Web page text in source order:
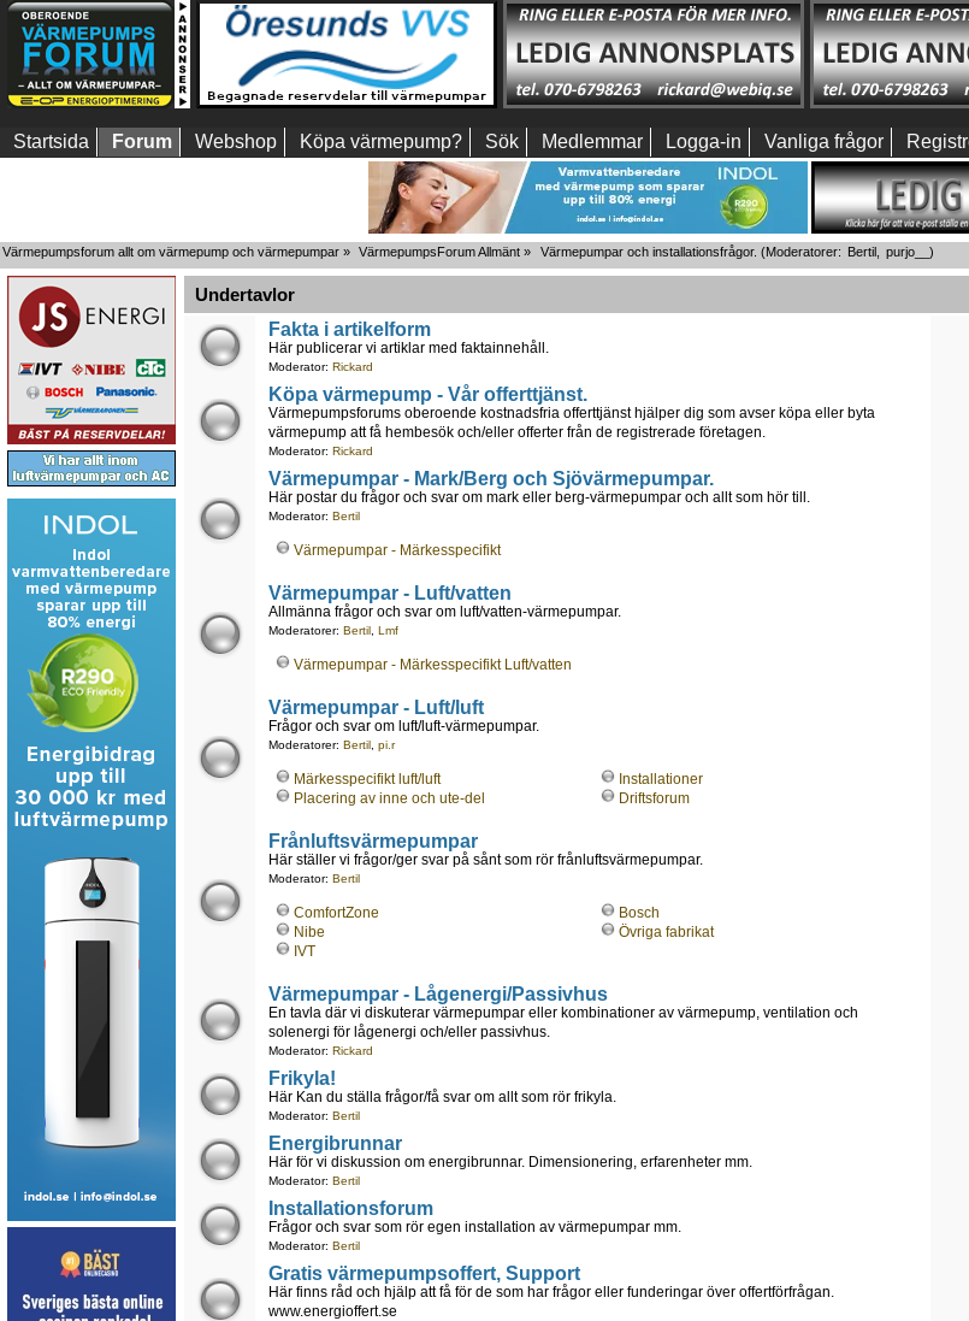
Startsida Forum Webshop Köpa värmepump? Sök Medlemmar Logga-in Vanliga frågor
Värmepumpsforum allt om värmepump och värmepumpar » VärmepumpsForum Allmänt » Värmepumpar och installationsfrågor. (Moderatorer: Bertil, purjo__ )
Undertavlor
Fakta i artikelform
Här publicerar vi artiklar med faktainnehåll.
Moderator: Rickard
Köpa värmepump - Vår offerttjänst.
Värmepumpsforums oberoende kostnadsfria offerttjänst hjälper dig som avser köpa eller byta
värmepump att få hembesök och/eller offerter från de registrerade företagen.
Moderator: Rickard
Värmepumpar - Mark/Berg och Sjövärmepumpar.
Här postar du frågor och svar om mark eller berg-värmepumpar och allt som hör till.
Moderator: Bertil
Värmepumpar - Märkesspecifikt
Värmepumpar - Luft/vatten
Allmänna frågor och svar om luft/vatten-värmepumpar.
Moderatorer: Bertil, Lmf
Värmepumpar - Märkesspecifikt Luft/vatten
Värmepumpar - Luft/luft
Frågor och svar om luft/luft-värmepumpar.
Moderatorer: Bertil, pi.r
Märkesspecifikt luft/luft
Placering av inne och ute-del
Installationer
Driftsforum
Frånluftsvärmepumpar
Här ställer vi frågor/ger svar på sånt som rör frånluftsvärmepumpar.
Moderator: Bertil
ComfortZone
Nibe
IVT
Bosch
Övriga fabrikat
Värmepumpar - Lågenergi/Passivhus
En tavla där vi diskuterar värmepumpar eller kombinationer av värmepump, ventilation och
solenergi för lågenergi och/eller passivhus.
Moderator: Rickard
Frikyla!
Här Kan du ställa frågor/få svar om allt som rör frikyla.
Moderator: Bertil
Energibrunnar
Här för vi diskussion om energibrunnar. Dimensionering, erfarenheter mm.
Moderator: Bertil
Installationsforum
Frågor och svar som rör egen installation av värmepumpar mm.
Moderator: Bertil
Gratis värmepumpsoffert, Support
Här finns råd och hjälp att få för de som har frågor eller funderingar över offertförfrågan.
www.energioffert.se